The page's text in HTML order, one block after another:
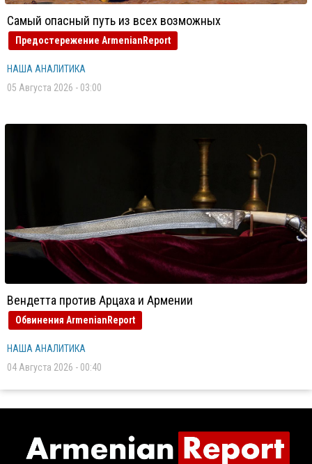
Самый опасный путь из всех возможных
Предостережение ArmenianReport
НАША АНАЛИТИКА
05 Августа 2026 - 03:00
Вендетта против Арцаха и Армении
Обвинения ArmenianReport
НАША АНАЛИТИКА
04 Августа 2026 - 00:40